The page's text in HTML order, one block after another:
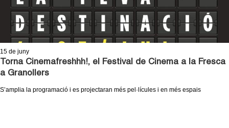
15 de juny
Torna Cinemafreshhh!, el Festival de Cinema a la Fresca
a Granollers
S’amplia la programació i es projectaran més pel·lícules i en més espais